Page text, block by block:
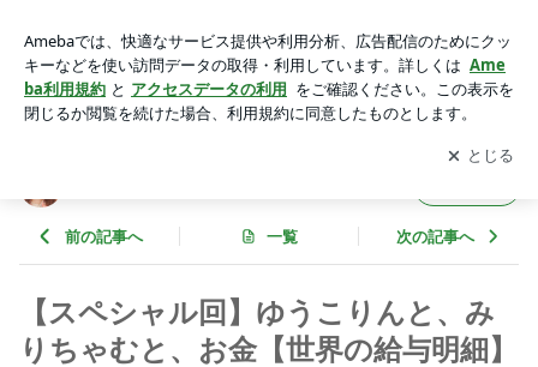
給与明細】 | 藤本美貴オフィシャルブログ Powered by Ameba
アプリをダウンロードして ブログの更新通知
を受け取りまし
ょう。
開く
前の記事へ 一覧 次の記事へ
【スペシャル回】ゆうこりんと、み
りちゃむと、お金【世界の給与明細】